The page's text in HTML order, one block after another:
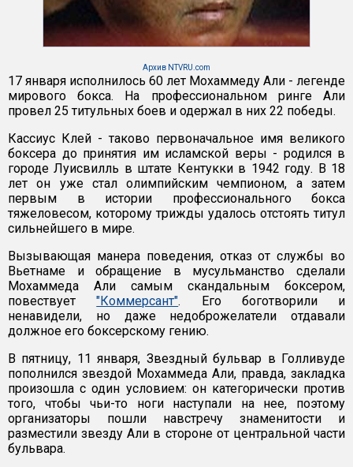
Архив NTVRU.com
17 января исполнилось 60 лет Мохаммеду Али - легенде
мирового бокса. На профессиональном ринге Али
провел 25 титульных боев и одержал в них 22 победы.
Кассиус Клей - таково первоначальное имя великого
боксера до принятия им исламской веры - родился в
городе Луисвилль в штате Кентукки в 1942 году. В 18
лет он уже стал олимпийским чемпионом, а затем
первым в истории профессионального бокса
тяжеловесом, которому трижды удалось отстоять титул
сильнейшего в мире.
Вызывающая манера поведения, отказ от службы во
Вьетнаме и обращение в мусульманство сделали
Мохаммеда Али самым скандальным боксером,
повествует"Коммерсант". Его боготворили и
ненавидели, но даже недоброжелатели отдавали
должное его боксерскому гению.
В пятницу, 11 января, Звездный бульвар в Голливуде
пополнился звездой Мохаммеда Али, правда, закладка
произошла с один условием: он категорически против
того, чтобы чьи-то ноги наступали на нее, поэтому
организаторы пошли навстречу знаменитости и
разместили звезду Али в стороне от центральной части
бульвара.